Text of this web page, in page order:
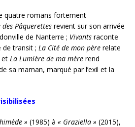
quatre romans fortement
des Pâquerettes revient sur son arrivée
de Nanterre ; Vivants raconte
de transit ; La Cité de mon père relate
et La Lumière de ma mère rend
sa maman, marqué par l’exil et la
» (1985) à « Graziella » (2015),